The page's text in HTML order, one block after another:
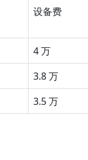
设备费
4 万
3.8 万
3.5 万